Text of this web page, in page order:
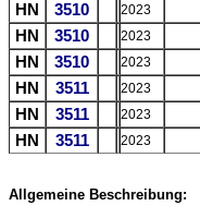
HN 3510 2023
HN 3510 2023
HN 3510 2023
HN 3511 2023
HN 3511 2023
HN 3511 2023
Allgemeine Beschreibung: